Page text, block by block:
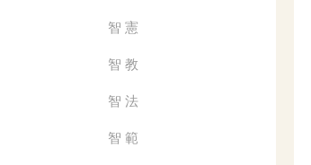
智 憲
智 教
智 法
智 範